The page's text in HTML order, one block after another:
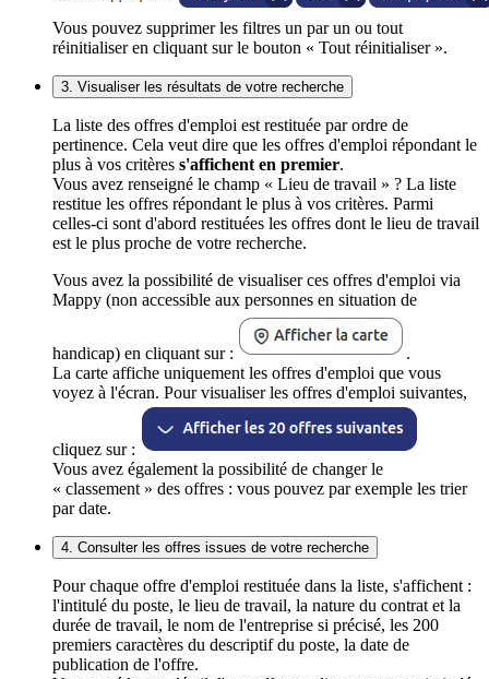
Vous pouvez supprimer les filtres un par un ou tout
réinitialiser en cliquant sur le bouton « Tout réinitialiser ».
3. Visualiser les résultats de votre recherche
La liste des offres d'emploi est restituée par ordre de
pertinence. Cela veut dire que les offres d'emploi répondant le
plus à vos critères s'affichent en premier.
Vous avez renseigné le champ « Lieu de travail » ? La liste
restitue les offres répondant le plus à vos critères. Parmi
celles-ci sont d'abord restituées les offres dont le lieu de travail
est le plus proche de votre recherche.
Vous avez la possibilité de visualiser ces offres d'emploi via
Mappy (non accessible aux personnes en situation de
handicap) en cliquant sur :
.
La carte affiche uniquement les offres d'emploi que vous
voyez à l'écran. Pour visualiser les offres d'emploi suivantes,
cliquez sur :
Vous avez également la possibilité de changer le
« classement » des offres : vous pouvez par exemple les trier
par date.
4. Consulter les offres issues de votre recherche
Pour chaque offre d'emploi restituée dans la liste, s'affichent :
l'intitulé du poste, le lieu de travail, la nature du contrat et la
durée de travail, le nom de l'entreprise si précisé, les 200
premiers caractères du descriptif du poste, la date de
publication de l'offre.